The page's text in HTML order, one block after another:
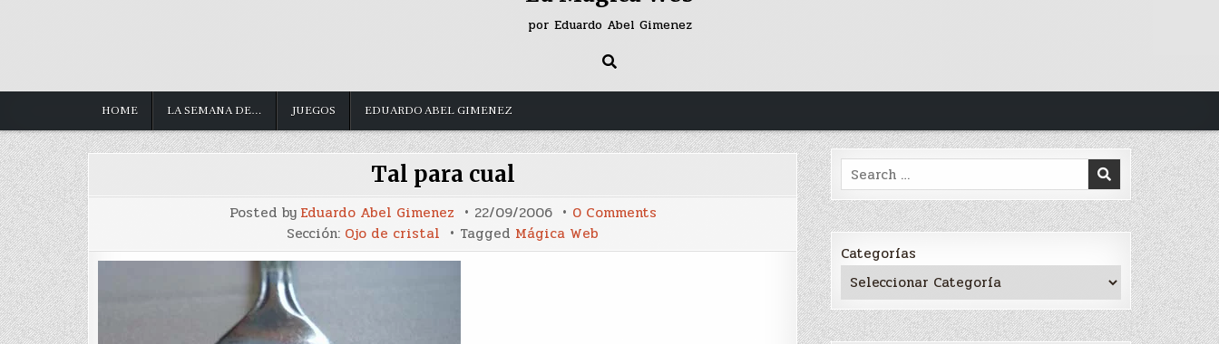
por Eduardo Abel Gimenez
HOME LA SEMANA DE… JUEGOS EDUARDO ABEL GIMENEZ
Tal para cual
Posted by Eduardo Abel Gimenez 22/09/2006 0 Commentson
cual
Sección: Ojo de cristal Tagged Mágica Web
Search
for:
Categorías